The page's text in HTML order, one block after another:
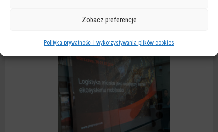
Zobacz preferencje
Polityka prywatności i wykorzystywania plików cookies